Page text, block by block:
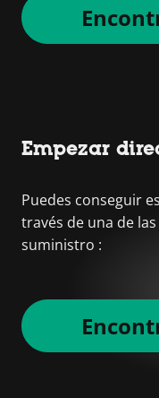
Empezar
Puedes conseguir
través de una de
suministro :